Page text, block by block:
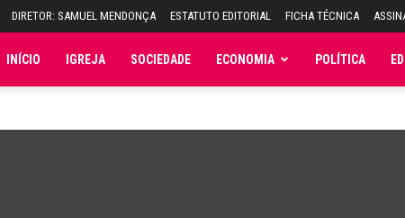
DIRETOR: SAMUEL MENDONÇA ESTATUTO EDITORIAL FICHA TÉCNICA
INÍCIO IGREJA SOCIEDADE ECONOMIA POLÍTICA